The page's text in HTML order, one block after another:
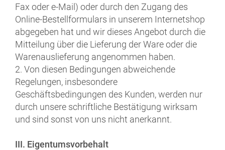
Fax oder e-Mail) oder durch den Zugang des
Online-Bestellformulars in unserem Internetshop
abgegeben hat und wir dieses Angebot durch die
Mitteilung über die Lieferung der Ware oder die
Warenauslieferung angenommen haben.
2. Von diesen Bedingungen abweichende
Regelungen, insbesondere
Geschäftsbedingungen des Kunden, werden nur
durch unsere schriftliche Bestätigung wirksam
und sind sonst von uns nicht anerkannt.
III. Eigentumsvorbehalt